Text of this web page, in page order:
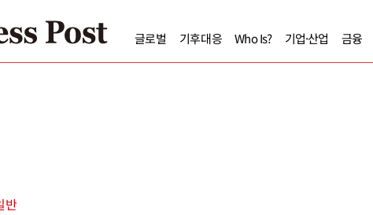
글로벌 기후대응 Who Is? 기업·산업 금융
반